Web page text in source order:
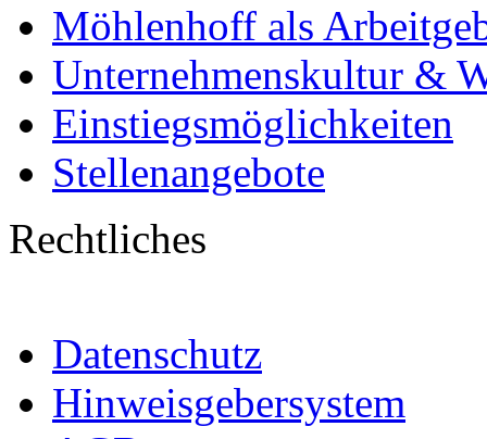
Möhlenhoff als
Unternehmenskultur &
Einstiegsmöglichkeiten
Stellenangebote
Rechtliches
Datenschutz
Hinweisgebersystem